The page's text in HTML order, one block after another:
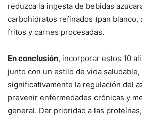
reduzca la ingesta de bebidas
carbohidratos refinados (pan blanco,
fritos y carnes procesadas.
En conclusión, incorporar estos 10
junto con un estilo de vida
significativamente la regulación del
prevenir enfermedades crónicas y
general. Dar prioridad a las